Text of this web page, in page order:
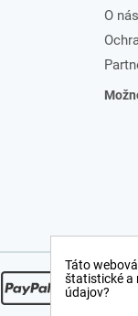
O nás
Táto
štatistické a
údajov?